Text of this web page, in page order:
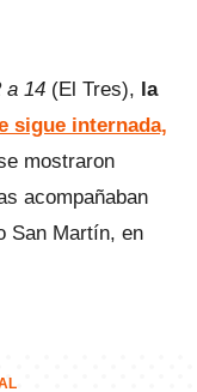
a 14 (El Tres), la
sigue internada,
mostraron
acompañaban
San Martín, en